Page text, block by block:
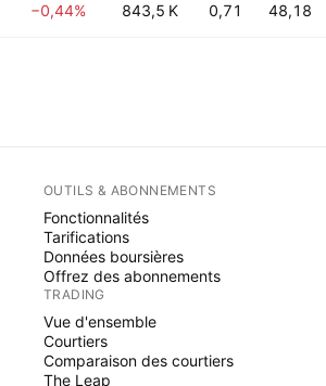
−0,44% 843,5 K 0,71 48,18
OUTILS & ABONNEMENTS
Fonctionnalités
Tarifications
Données boursières
Offrez des abonnements
TRADING
Vue d'ensemble
Courtiers
Comparaison des courtiers
The Leap